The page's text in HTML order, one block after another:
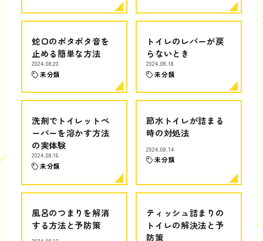
蛇口のポタポタ音を
止める簡単な方法
2024.08.20
未分類
トイレのレバーが戻
らないとき
2024.08.18
未分類
洗剤でトイレットペ
ーパーを溶かす方法
の実体験
2024.08.16
未分類
節水トイレが詰まる
時の対処法
2024.08.14
未分類
風呂のつまりを解消
する方法と予防策
ティッシュ詰まりの
トイレの解決法と予
防策